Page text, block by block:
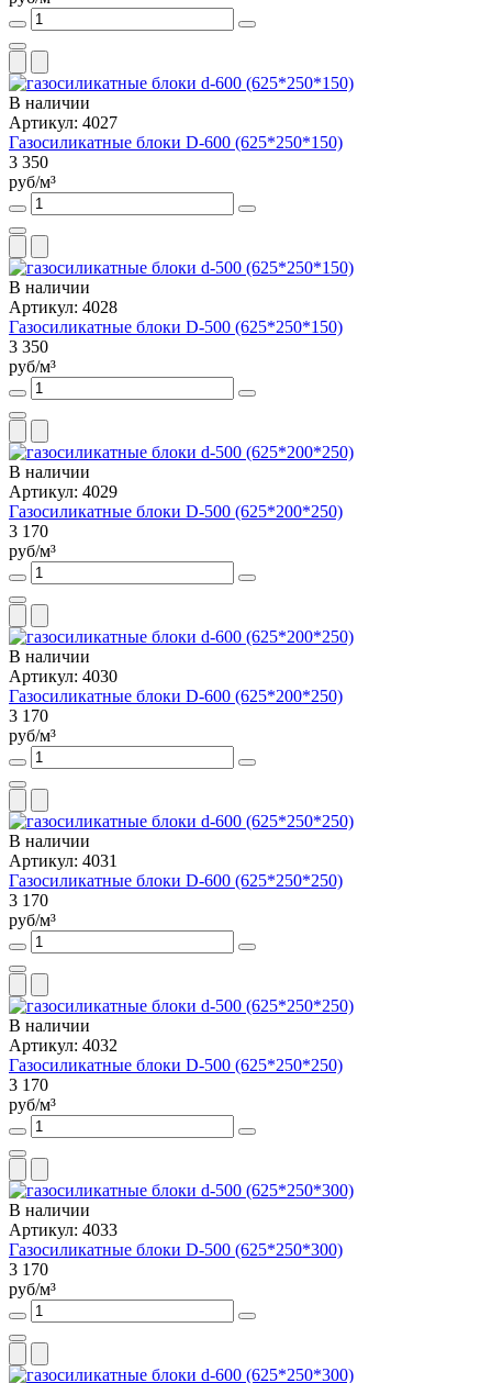
В наличии
Артикул: 4027
Газосиликатные блоки D-600 (625*250*150)
3 350
руб/м³
В наличии
Артикул: 4028
Газосиликатные блоки D-500 (625*250*150)
3 350
руб/м³
В наличии
Артикул: 4029
Газосиликатные блоки D-500 (625*200*250)
3 170
руб/м³
В наличии
Артикул: 4030
Газосиликатные блоки D-600 (625*200*250)
3 170
руб/м³
В наличии
Артикул: 4031
Газосиликатные блоки D-600 (625*250*250)
3 170
руб/м³
В наличии
Артикул: 4032
Газосиликатные блоки D-500 (625*250*250)
3 170
руб/м³
В наличии
Артикул: 4033
Газосиликатные блоки D-500 (625*250*300)
3 170
руб/м³